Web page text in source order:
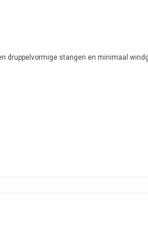
druppelvormige stangen en minimaal